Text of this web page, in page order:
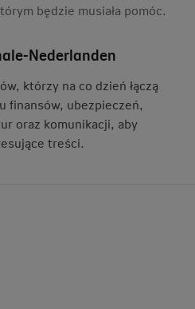
będzie musiała pomóc.
Nederlanden
którzy na co dzień łączą
finansów, ubezpieczeń,
oraz komunikacji, aby
treści.